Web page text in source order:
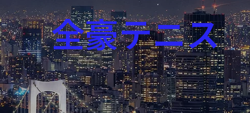
芸能界
社会
全豪テニス